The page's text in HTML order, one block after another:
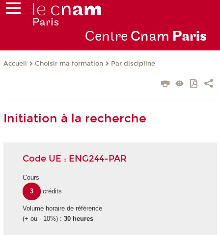
Centre Cnam Paris
Accueil Choisir ma formation Par discipline
Initiation à la recherche
Code UE : ENG244-PAR
Cours
3
crédits
Volume horaire de référence
(+ ou - 10%) : 30 heures